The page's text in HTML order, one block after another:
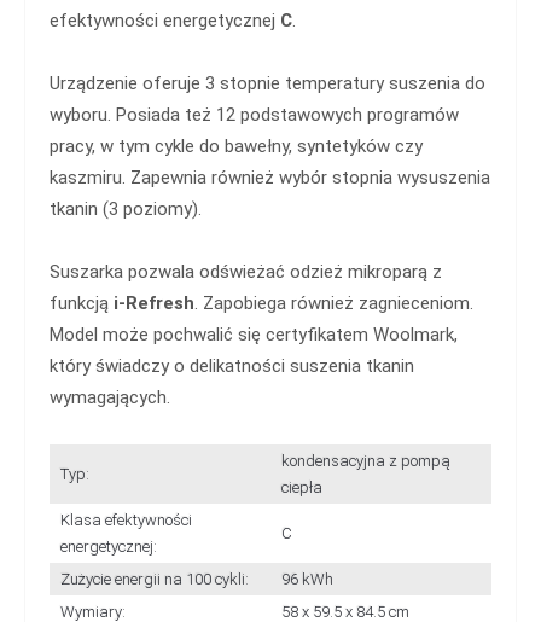
efektywności energetycznej C.
Urządzenie oferuje 3 stopnie temperatury suszenia do
wyboru. Posiada też 12 podstawowych programów
pracy, w tym cykle do bawełny, syntetyków czy
kaszmiru. Zapewnia również wybór stopnia wysuszenia
tkanin (3 poziomy).
Suszarka pozwala odświeżać odzież mikroparą z
funkcją i-Refresh. Zapobiega również zagnieceniom.
Model może pochwalić się certyfikatem Woolmark,
który świadczy o delikatności suszenia tkanin
wymagających.
Typ:
kondensacyjna z pompą
ciepła
Klasa efektywności
energetycznej:
C
Zużycie energii na 100 cykli:
96 kWh
Wymiary:
58 x 59.5 x 84.5 cm